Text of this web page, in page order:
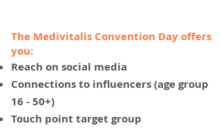
The Medivitalis Convention Day offers
you:
Reach on social media
Connections to influencers (age group
16 - 50+)
Touch point target group